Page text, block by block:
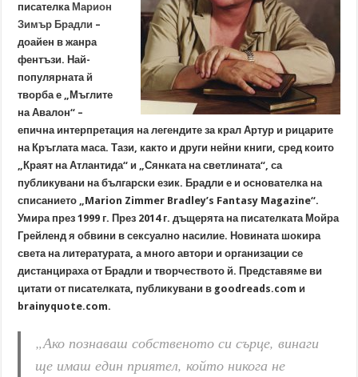
писателка Марион
Зимър Брадли –
доайен в жанра
фентъзи. Най-
популярната й
творба е „Мъглите
на Авалон“ –
епична интерпретация на легендите за крал Артур и рицарите
на Кръглата маса. Тази, както и други нейни книги, сред които
„Краят на Атлантида“ и „Сянката на светлината“, са
публикувани на български език. Брадли е и основателка на
списанието „Marion Zimmer Bradley’s Fantasy Magazine“.
Умира през 1999 г. През 2014 г. дъщерята на писателката Мойра
Грейленд я обвини в сексуално насилие. Новината шокира
света на литературата, а много автори и организации се
дистанцираха от Брадли и творчеството й. Представяме ви
цитати от писателката, публикувани в goodreads.com и
brainyquote.com.
„Ако познаваш собственото си сърце, винаги
ще имаш един приятел, който никога не